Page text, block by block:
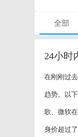
全部
24小时
在刚刚过
趋势。以
歌、微软
身价超过